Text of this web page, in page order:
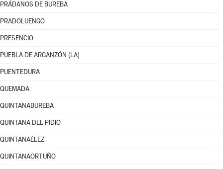
PRÁDANOS DE BUREBA
PRADOLUENGO
PRESENCIO
PUEBLA DE ARGANZÓN (LA)
PUENTEDURA
QUEMADA
QUINTANABUREBA
QUINTANA DEL PIDIO
QUINTANAÉLEZ
QUINTANAORTUÑO